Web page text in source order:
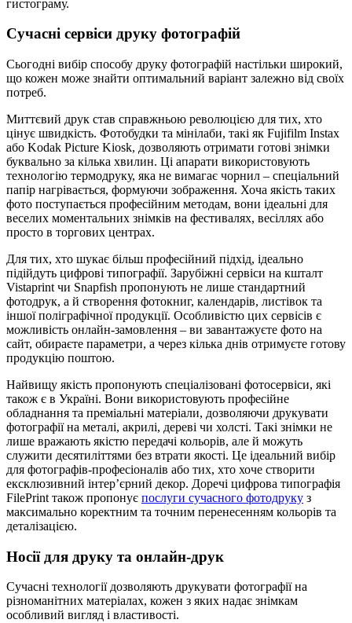
гистограму.
Сучасні сервіси друку фотографій
Сьогодні вибір способу друку фотографій настільки широкий,
що кожен може знайти оптимальний варіант залежно від своїх
потреб.
Миттєвий друк став справжньою революцією для тих, хто
цінує швидкість. Фотобудки та мінілаби, такі як Fujifilm Instax
або Kodak Picture Kiosk, дозволяють отримати готові знімки
буквально за кілька хвилин. Ці апарати використовують
технологію термодруку, яка не вимагає чорнил – спеціальний
папір нагрівається, формуючи зображення. Хоча якість таких
фото поступається професійним методам, вони ідеальні для
веселих моментальних знімків на фестивалях, весіллях або
просто в торгових центрах.
Для тих, хто шукає більш професійний підхід, ідеально
підійдуть цифрові типографії. Зарубіжні сервіси на кшталт
Vistaprint чи Snapfish пропонують не лише стандартний
фотодрук, а й створення фотокниг, календарів, листівок та
іншої поліграфічної продукції. Особливістю цих сервісів є
можливість онлайн-замовлення – ви завантажуєте фото на
сайт, обираєте параметри, а через кілька днів отримуєте готову
продукцію поштою.
Найвищу якість пропонують спеціалізовані фотосервіси, які
також є в Україні. Вони використовують професійне
обладнання та преміальні матеріали, дозволяючи друкувати
фотографії на металі, акрилі, дереві чи холсті. Такі знімки не
лише вражають якістю передачі кольорів, але й можуть
служити десятиліттями без втрати якості. Це ідеальний вибір
для фотографів-професіоналів або тих, хто хоче створити
ексклюзивний інтер’єрний декор. Доречі цифрова типографія
FilePrint також пропонує послуги сучасного фотодруку з
максимально коректним та точним перенесенням кольорів та
деталізацією.
Носії для друку та онлайн-друк
Сучасні технології дозволяють друкувати фотографії на
різноманітних матеріалах, кожен з яких надає знімкам
особливий вигляд і властивості.